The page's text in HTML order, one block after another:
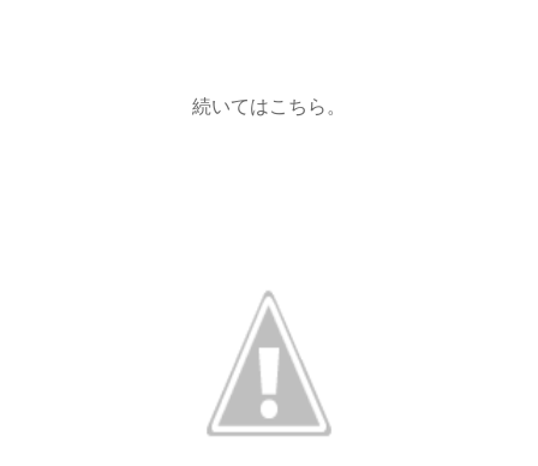
続いてはこちら。